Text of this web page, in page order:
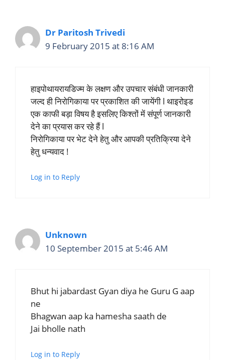
Dr Paritosh Trivedi
9 February 2015 at 8:16 AM
हाइपोथायरायडिज्म के लक्षण और उपचार संबंधी जानकारी
जल्द ही निरोगिकाया पर प्रकाशित की जायेंगी l थाइरोइड
एक काफी बड़ा विषय है इसलिए किश्तों में संपूर्ण जानकारी
देने का प्रयास कर रहे हैं l
निरोगिकाया पर भेट देने हेतु और आपकी प्रतिक्रिया देने
हेतु धन्यवाद !
Log in to Reply
Unknown
10 September 2015 at 5:46 AM
Bhut hi jabardast Gyan diya he Guru G aap
ne
Bhagwan aap ka hamesha saath de
Jai bholle nath
Log in to Reply